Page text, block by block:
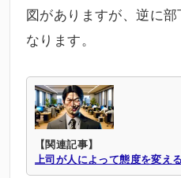
図がありますが、逆に
なります。
【関連記事】
上司が人によって態度を変える